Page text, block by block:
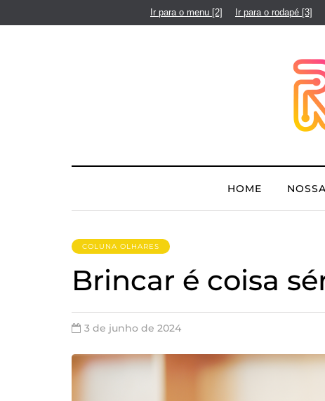
Ir para o menu [2] Ir para o rodapé [3]
HOME
COLUNA OLHARES
Brincar é coisa
3 de junho de 2024